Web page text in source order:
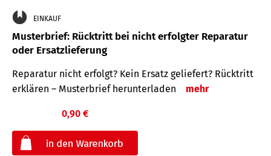
EINKAUF
Musterbrief: Rücktritt bei nicht erfolgter Reparatur
oder Ersatzlieferung
Reparatur nicht erfolgt? Kein Ersatz geliefert? Rücktritt
erklären – Musterbrief herunterladen
mehr
0,90 €